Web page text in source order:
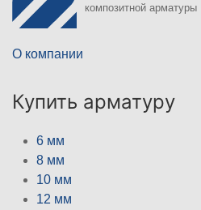
композитной арматуры
О компании
Купить арматуру
6 мм
8 мм
10 мм
12 мм